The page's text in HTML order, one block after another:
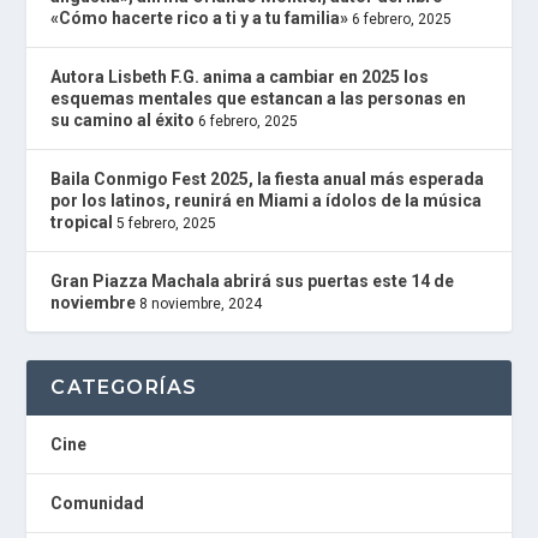
R
D
I
O
P
G
I
N
powered
by
W
o
r
d
P
r
e
s
e
b
«Cómo hacerte rico a ti y a tu familia» 6 febrero, 2025
Autora Lisbeth F.G. anima a cambiar en 2025 los
esquemas mentales que estancan a las personas en
su camino al éxito 6 febrero, 2025
Baila Conmigo Fest 2025, la fiesta anual más esperada
por los latinos, reunirá en Miami a ídolos de la música
tropical 5 febrero, 2025
Gran Piazza Machala abrirá sus puertas este 14 de
noviembre 8 noviembre, 2024
CATEGORÍAS
Cine
Comunidad